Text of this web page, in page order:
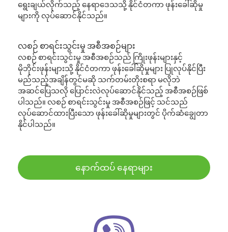
ရွေးချယ်လိုက်သည့် နေရာဒေသသို့ နိုင်ငံတကာ ဖုန်းခေါ်ဆိုမှု
များကို လုပ်ဆောင်နိုင်သည်။
လစဉ် စာရင်းသွင်းမှု အစီအစဉ်များ
လစဉ် စာရင်းသွင်းမှု အစီအစဉ်သည် ကြိုးဖုန်းများနှင့်
မိုဘိုင်းဖုန်းများသို့ နိုင်ငံတကာ ဖုန်းခေါ်ဆိုမှုများ ပြုလုပ်နိုင်ပြီး
မည်သည့်အချိန်တွင်မဆို သက်တမ်းတိုးစရာ မလိုဘဲ
အဆင်ပြေသလို ပြောင်းလဲလုပ်ဆောင်နိုင်သည့် အစီအစဉ်ဖြစ်
ပါသည်။ လစဉ် စာရင်းသွင်းမှု အစီအစဉ်ဖြင့် သင်သည်
လုပ်ဆောင်ထားပြီးသော ဖုန်းခေါ်ဆိုမှုများတွင် ပိုက်ဆံချွေတာ
နိုင်ပါသည်။
နောက်ထပ် နေရာများ